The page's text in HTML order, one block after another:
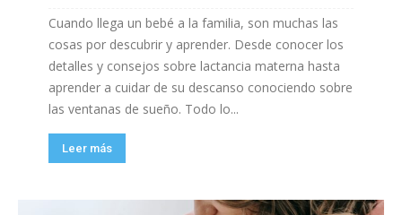
Cuando llega un bebé a la familia, son muchas las
cosas por descubrir y aprender. Desde conocer los
detalles y consejos sobre lactancia materna hasta
aprender a cuidar de su descanso conociendo sobre
las ventanas de sueño. Todo lo...
Leer más